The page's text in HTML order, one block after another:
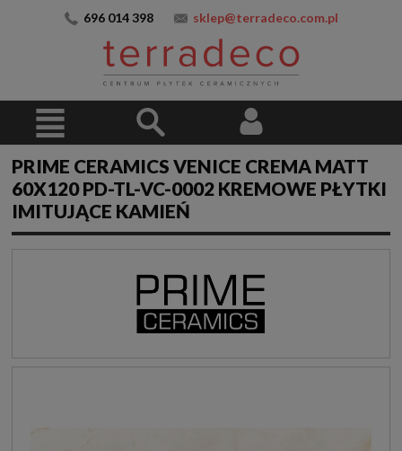
696 014 398 sklep@terradeco.com.pl
PRIME CERAMICS VENICE CREMA MATT
60X120 PD-TL-VC-0002 KREMOWE PŁYTKI
IMITUJĄCE KAMIEŃ